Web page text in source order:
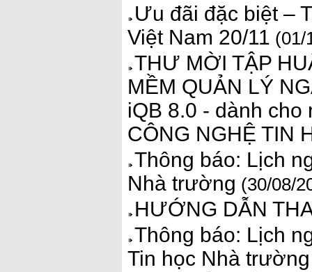
Ưu đãi đặc biệt –
Việt Nam 20/11 (01/
THƯ MỜI TẬP
MỀM QUẢN LÝ
iQB 8.0 - dành cho
CÔNG NGHỆ TIN
Thông báo: Lịch
Nhà trường (30/08/
HƯỚNG DẪN
Thông báo: Lịch
Tin học Nhà trường